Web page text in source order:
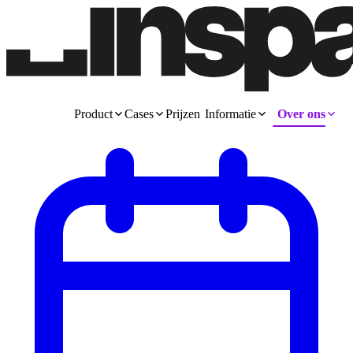
Product Cases Prijzen Informatie Over ons